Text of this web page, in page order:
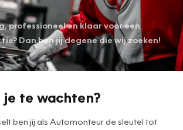
professioneel en klaar voor een
Dan ben jij degene die wij zoeken!
te wachten?
ben jij als Automonteur de sleutel tot